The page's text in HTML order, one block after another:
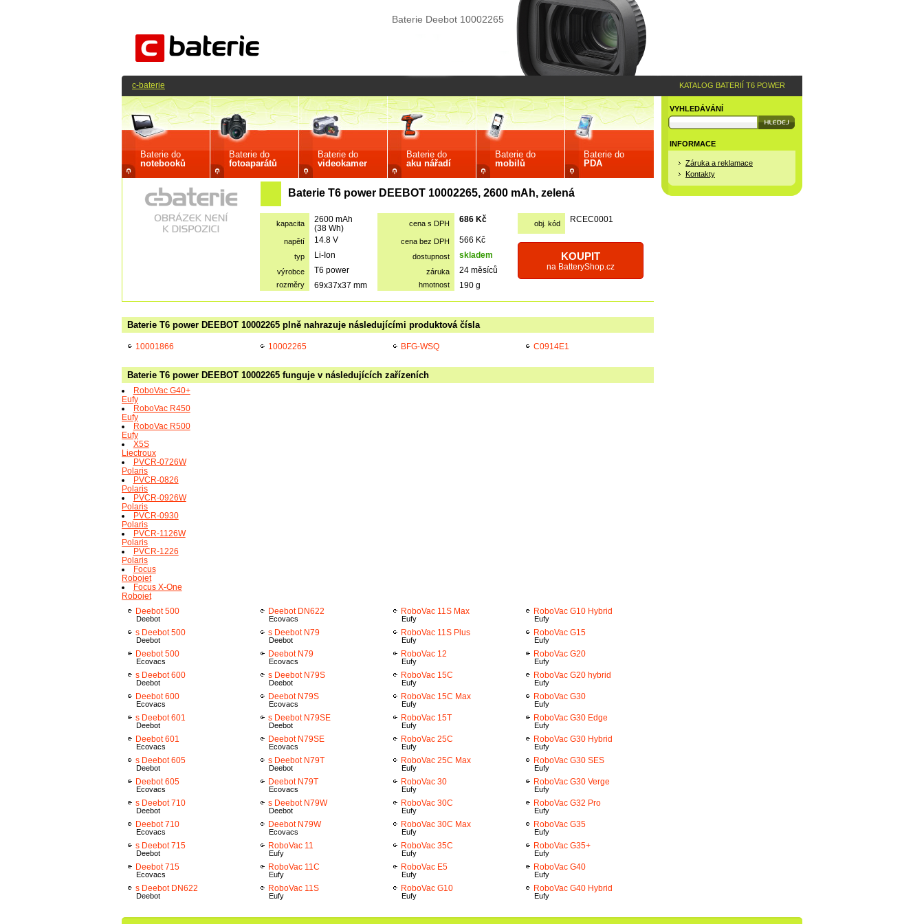
Baterie Deebot 10002265
Baterie do
notebooků
Baterie do
fotoaparátů
Baterie do
videokamer
Baterie do
aku nářadí
Baterie do
mobilů
Baterie do
PDA
Baterie T6 power DEEBOT 10002265, 2600 mAh, zelená
kapacita
2600 mAh
(38 Wh)
cena s DPH 686 Kč obj. kód RCEC0001
napětí 14.8 V cena bez DPH 566 Kč
KOUPIT
na BatteryShop.cz
typ Li-Ion dostupnost skladem
výrobce T6 power záruka 24 měsíců
rozměry 69x37x37 mm hmotnost 190 g
Baterie T6 power DEEBOT 10002265 plně nahrazuje následujícími produktová čísla
10001866 10002265 BFG-WSQ C0914E1
Baterie T6 power DEEBOT 10002265 funguje v následujících zařízeních
RoboVac G40+
Eufy
RoboVac R450
Eufy
RoboVac R500
Eufy
X5S
Liectroux
PVCR-0726W
Polaris
PVCR-0826
Polaris
PVCR-0926W
Polaris
PVCR-0930
Polaris
PVCR-1126W
Polaris
PVCR-1226
Polaris
Focus
Robojet
Focus X-One
Robojet
Deebot 500
Deebot
s Deebot 500
Deebot
Deebot 500
Ecovacs
s Deebot 600
Deebot
Deebot 600
Ecovacs
s Deebot 601
Deebot
Deebot 601
Ecovacs
s Deebot 605
Deebot
Deebot 605
Ecovacs
s Deebot 710
Deebot
Deebot 710
Ecovacs
s Deebot 715
Deebot
Deebot 715
Ecovacs
s Deebot DN622
Deebot
Deebot DN622
Ecovacs
s Deebot N79
Deebot
Deebot N79
Ecovacs
s Deebot N79S
Deebot
Deebot N79S
Ecovacs
s Deebot N79SE
Deebot
Deebot N79SE
Ecovacs
s Deebot N79T
Deebot
Deebot N79T
Ecovacs
s Deebot N79W
Deebot
Deebot N79W
Ecovacs
RoboVac 11
Eufy
RoboVac 11C
Eufy
RoboVac 11S
Eufy
RoboVac 11S Max
Eufy
RoboVac 11S Plus
Eufy
RoboVac 12
Eufy
RoboVac 15C
Eufy
RoboVac 15C Max
Eufy
RoboVac 15T
Eufy
RoboVac 25C
Eufy
RoboVac 25C Max
Eufy
RoboVac 30
Eufy
RoboVac 30C
Eufy
RoboVac 30C Max
Eufy
RoboVac 35C
Eufy
RoboVac E5
Eufy
RoboVac G10
Eufy
RoboVac G10 Hybrid
Eufy
RoboVac G15
Eufy
RoboVac G20
Eufy
RoboVac G20 hybrid
Eufy
RoboVac G30
Eufy
RoboVac G30 Edge
Eufy
RoboVac G30 Hybrid
Eufy
RoboVac G30 SES
Eufy
RoboVac G30 Verge
Eufy
RoboVac G32 Pro
Eufy
RoboVac G35
Eufy
RoboVac G35+
Eufy
RoboVac G40
Eufy
RoboVac G40 Hybrid
Eufy
VYHLEDÁVÁNÍ
INFORMACE
Záruka a reklamace
Kontakty
c-baterie KATALOG BATERIÍ T6 POWER